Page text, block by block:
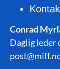
Conrad
Daglig leder